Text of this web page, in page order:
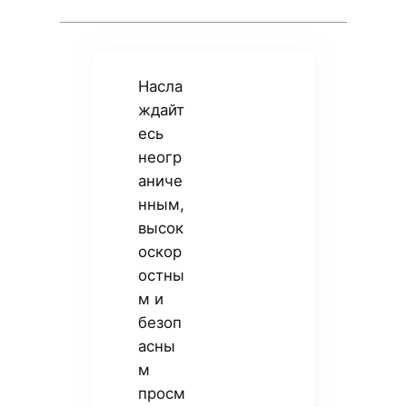
Насла
ждайт
есь
неогр
аниче
нным,
высок
оскор
остны
м и
безоп
асны
м
просм